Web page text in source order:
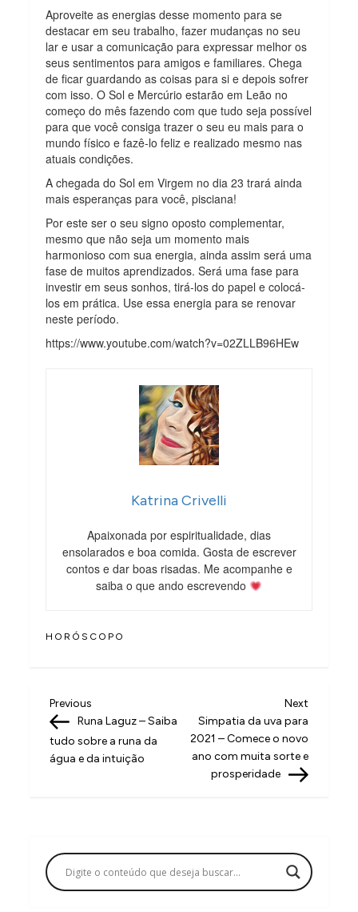
Aproveite as energias desse momento para se
destacar em seu trabalho, fazer mudanças no seu
lar e usar a comunicação para expressar melhor os
seus sentimentos para amigos e familiares. Chega
de ficar guardando as coisas para si e depois sofrer
com isso. O Sol e Mercúrio estarão em Leão no
começo do mês fazendo com que tudo seja possível
para que você consiga trazer o seu eu mais para o
mundo físico e fazê-lo feliz e realizado mesmo nas
atuais condições.
A chegada do Sol em Virgem no dia 23 trará ainda
mais esperanças para você, pisciana!
Por este ser o seu signo oposto complementar,
mesmo que não seja um momento mais
harmonioso com sua energia, ainda assim será uma
fase de muitos aprendizados. Será uma fase para
investir em seus sonhos, tirá-los do papel e colocá-
los em prática. Use essa energia para se renovar
neste período.
https://www.youtube.com/watch?v=02ZLLB96HEw
Katrina Crivelli
Apaixonada por espiritualidade, dias
ensolarados e boa comida. Gosta de escrever
contos e dar boas risadas. Me acompanhe e
saiba o que ando escrevendo
HORÓSCOPO
N
a
v
ç
ã
Previous
Post
Previous
Runa Laguz – Saiba
tudo sobre a runa da
água e da intuição
Next
Post
Next
Simpatia da uva para
2021 – Comece o novo
ano com muita sorte e
prosperidade